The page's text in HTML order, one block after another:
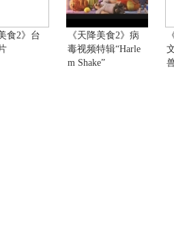
食2》台
《天降美食2》病
毒视频特辑“Harle
m Shake”